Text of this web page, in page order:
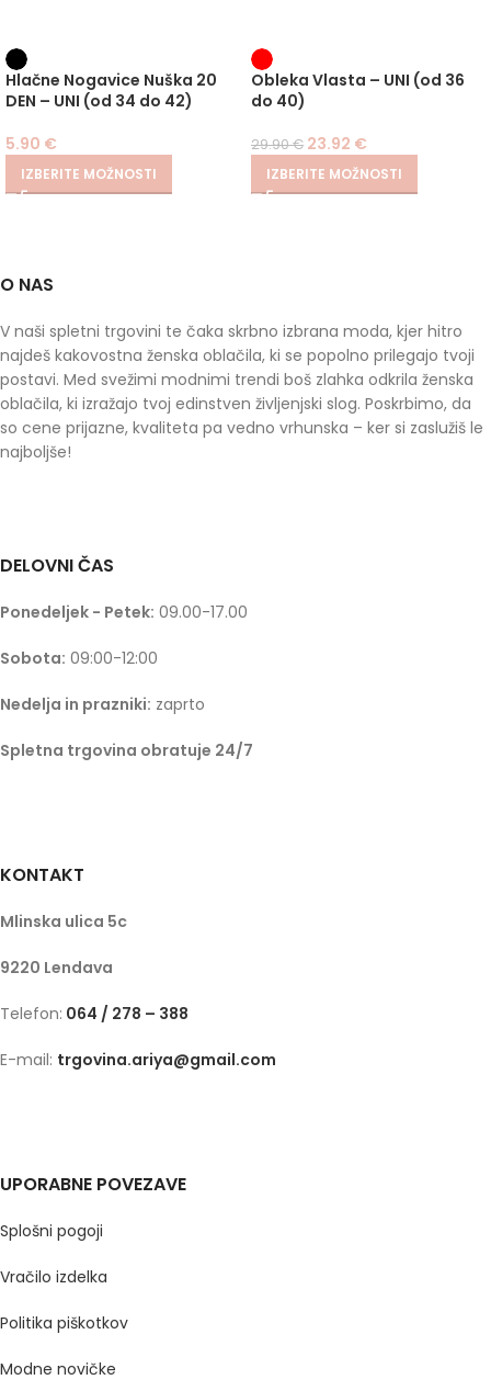
Hlačne Nogavice Nuška 20
DEN – UNI (od 34 do 42)
5.90 €
IZBERITE MOŽNOSTI
-20%
Obleka Vlasta – UNI (od 36
do 40)
29.90€ 23.92 €
IZBERITE MOŽNOSTI
O NAS
V naši spletni trgovini te čaka skrbno izbrana moda, kjer hitro
najdeš kakovostna ženska oblačila, ki se popolno prilegajo tvoji
postavi. Med svežimi modnimi trendi boš zlahka odkrila ženska
oblačila, ki izražajo tvoj edinstven življenjski slog. Poskrbimo, da
so cene prijazne, kvaliteta pa vedno vrhunska – ker si zaslužiš le
najboljše!
DELOVNI ČAS
Ponedeljek - Petek: 09.00-17.00
Sobota: 09:00-12:00
Nedelja in prazniki: zaprto
Spletna trgovina obratuje 24/7
KONTAKT
Mlinska ulica 5c
9220 Lendava
Telefon: 064 / 278 – 388
E-mail: trgovina.ariya@gmail.com
UPORABNE POVEZAVE
Splošni pogoji
Vračilo izdelka
Politika piškotkov
Modne novičke